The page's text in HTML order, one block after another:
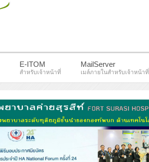
E-ITOM
สำหรับเจ้าหน้าที่
MailServer
เมล์ภายในสำหรับเจ้าหน้าที่